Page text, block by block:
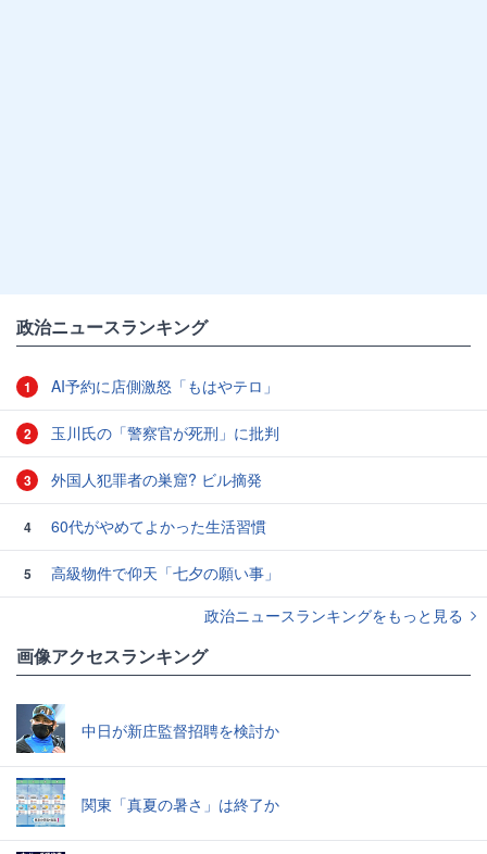
政治ニュースランキング
1 AI予約に店側激怒「もはやテロ」
2 玉川氏の「警察官が死刑」に批判
3 外国人犯罪者の巣窟? ビル摘発
4 60代がやめてよかった生活習慣
5
高級物件で仰天「七夕の願い事」
政治ニュースランキングをもっと見る
画像アクセスランキング
中日が新庄監督招聘を検討か
関東「真夏の暑さ」は終了か